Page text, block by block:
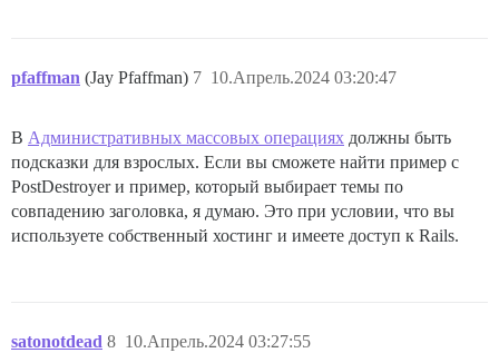
pfaffman (Jay Pfaffman) 10.Апрель.2024 03:20:47
7
В Административных массовых операциях должны быть
подсказки для взрослых. Если вы сможете найти пример с
PostDestroyer и пример, который выбирает темы по
совпадению заголовка, я думаю. Это при условии, что вы
используете собственный хостинг и имеете доступ к Rails.
satonotdead 10.Апрель.2024 03:27:55
8